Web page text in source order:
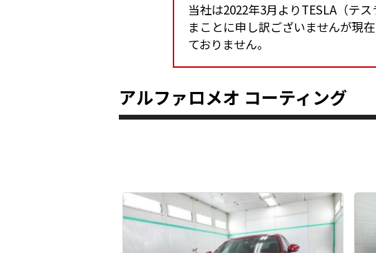
当社は2022年3月よりTESLA（テ
まことに申し訳ございませんが現
ておりません。
アルファロメオ コーティング